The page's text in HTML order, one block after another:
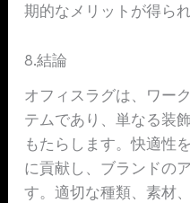
期的なメリットが得られ
8.結論
オフィスラグは、ワー
テムであり、単なる装
もたらします。快適性
に貢献し、ブランドの
す。適切な種類、素材